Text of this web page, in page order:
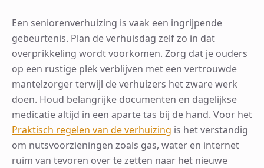
Een seniorenverhuizing is vaak een ingrijpende
gebeurtenis. Plan de verhuisdag zelf zo in dat
overprikkeling wordt voorkomen. Zorg dat je ouders
op een rustige plek verblijven met een vertrouwde
mantelzorger terwijl de verhuizers het zware werk
doen. Houd belangrijke documenten en dagelijkse
medicatie altijd in een aparte tas bij de hand. Voor het
Praktisch regelen van de verhuizing is het verstandig
om nutsvoorzieningen zoals gas, water en internet
ruim van tevoren over te zetten naar het nieuwe